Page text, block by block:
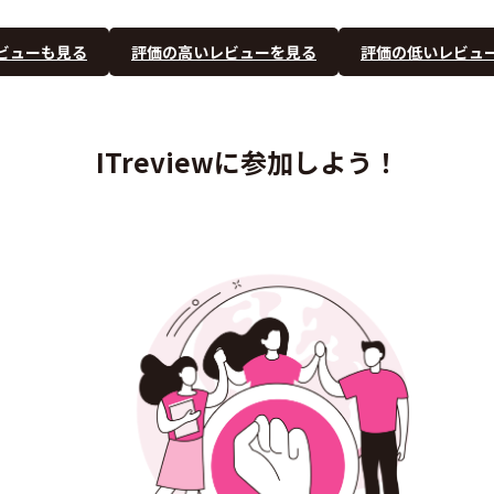
ューも見る 評価の高いレビューを見る 評価の低いレビュ
ITreviewに参加しよう！